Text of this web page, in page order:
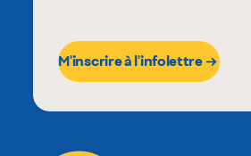
M'inscrire à l'infolettre